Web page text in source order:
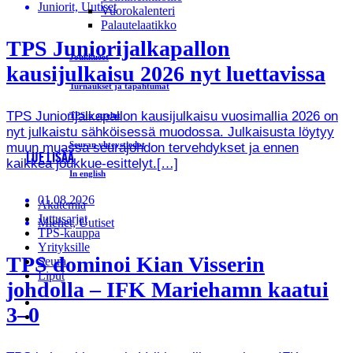
Vuorokalenteri
Palautelaatikko
Joukkueet
Turnaukset ja tapahtumat
TPS:n ottelut
Seuran yhteystiedot
In english
Akatemia
Juttusarjat
TPS-kauppa
Yrityksille
Seura
Liput
Juniorit, Uutiset
TPS Juniorijalkapallon
kausijulkaisu 2026 nyt luettavissa
TPS Juniorijalkapallon kausijulkaisu vuosimallia 2026 on
nyt julkaistu sähköisessä muodossa. Julkaisusta löytyy
muun muassa seurajohdon tervehdykset ja ennen
kaikkea joukkue-esittelyt.[…]
LUE LISÄÄ
01.08.2026
Miehet, Uutiset
TPS dominoi Kian Visserin
johdolla – IFK Mariehamn kaatui
3–0